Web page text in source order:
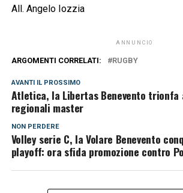
All. Angelo Iozzia
ANNUNCIO
ARGOMENTI CORRELATI: RUGBY
AVANTI IL ​​PROSSIMO
Atletica, la Libertas Benevento trionfa
regionali master
NON PERDERE
Volley serie C, la Volare Benevento
playoff: ora sfida promozione contro